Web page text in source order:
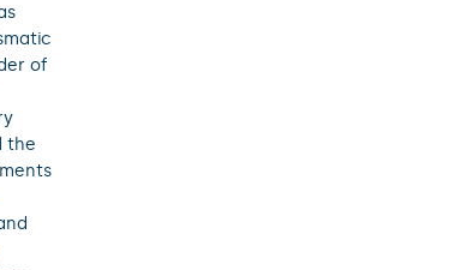
of
the